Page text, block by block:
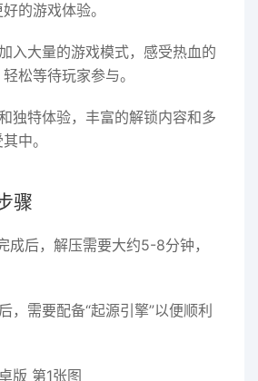
的游戏体验。
入大量的游戏模式，感受热血的
松等待玩家参与。
独特体验，丰富的解锁内容和多
中。
骤
成后，解压需要大约5-8分钟，
，需要配备“起源引擎”以便顺利